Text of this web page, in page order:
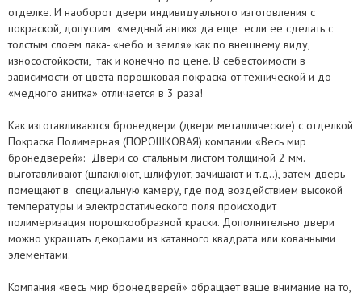
стоимость наших входных дверей и оплачивается отдельно.
Договор на изготовление бронедвери с круглой мокрой печатью
компании «Весь мир бронедверей».
Паспорт на бронедвери, заполненный установщиками дверей и
заказчиком.
Маркировка продукции: фирменная бирка на коробке
Фирменный знак качества на наружном полотне бронедвери.
отделке. И наоборот двери индивидуального изготовления с
покраской, допустим «медный антик» да еще если ее сделать с
толстым слоем лака- «небо и земля» как по внешнему виду,
износостойкости, так и конечно по цене. В себестоимости в
зависимости от цвета порошковая покраска от технической и до
«медного анитка» отличается в 3 раза!
Как изготавливаются бронедвери (двери металлические) с отделкой
Покраска Полимерная (ПОРОШКОВАЯ) компании «Весь мир
бронедверей»: Двери со стальным листом толщиной 2 мм.
выготавливают (шпаклюют, шлифуют, зачищают и т.д..), затем дверь
помещают в специальную камеру, где под воздействием высокой
температуры и электростатического поля происходит
полимеризация порошкообразной краски. Дополнительно двери
можно украшать декорами из катанного квадрата или кованными
элементами.
Компания «весь мир бронедверей» обращает ваше внимание на то,